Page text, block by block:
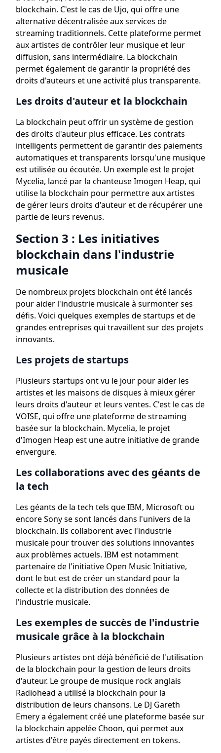
blockchain. C'est le cas de Ujo, qui offre une
alternative décentralisée aux services de
streaming traditionnels. Cette plateforme permet
aux artistes de contrôler leur musique et leur
diffusion, sans intermédiaire. La blockchain
permet également de garantir la propriété des
droits d'auteurs et une activité plus transparente.
Les droits d'auteur et la blockchain
La blockchain peut offrir un système de gestion
des droits d'auteur plus efficace. Les contrats
intelligents permettent de garantir des paiements
automatiques et transparents lorsqu'une musique
est utilisée ou écoutée. Un exemple est le projet
Mycelia, lancé par la chanteuse Imogen Heap, qui
utilise la blockchain pour permettre aux artistes
de gérer leurs droits d'auteur et de récupérer une
partie de leurs revenus.
Section 3 : Les initiatives
blockchain dans l'industrie
musicale
De nombreux projets blockchain ont été lancés
pour aider l'industrie musicale à surmonter ses
défis. Voici quelques exemples de startups et de
grandes entreprises qui travaillent sur des projets
innovants.
Les projets de startups
Plusieurs startups ont vu le jour pour aider les
artistes et les maisons de disques à mieux gérer
leurs droits d'auteur et leurs ventes. C'est le cas de
VOISE, qui offre une plateforme de streaming
basée sur la blockchain. Mycelia, le projet
d'Imogen Heap est une autre initiative de grande
envergure.
Les collaborations avec des géants de
la tech
Les géants de la tech tels que IBM, Microsoft ou
encore Sony se sont lancés dans l'univers de la
blockchain. Ils collaborent avec l'industrie
musicale pour trouver des solutions innovantes
aux problèmes actuels. IBM est notamment
partenaire de l'initiative Open Music Initiative,
dont le but est de créer un standard pour la
collecte et la distribution des données de
l'industrie musicale.
Les exemples de succès de l'industrie
musicale grâce à la blockchain
Plusieurs artistes ont déjà bénéficié de l'utilisation
de la blockchain pour la gestion de leurs droits
d'auteur. Le groupe de musique rock anglais
Radiohead a utilisé la blockchain pour la
distribution de leurs chansons. Le DJ Gareth
Emery a également créé une plateforme basée sur
la blockchain appelée Choon, qui permet aux
artistes d'être payés directement en tokens.